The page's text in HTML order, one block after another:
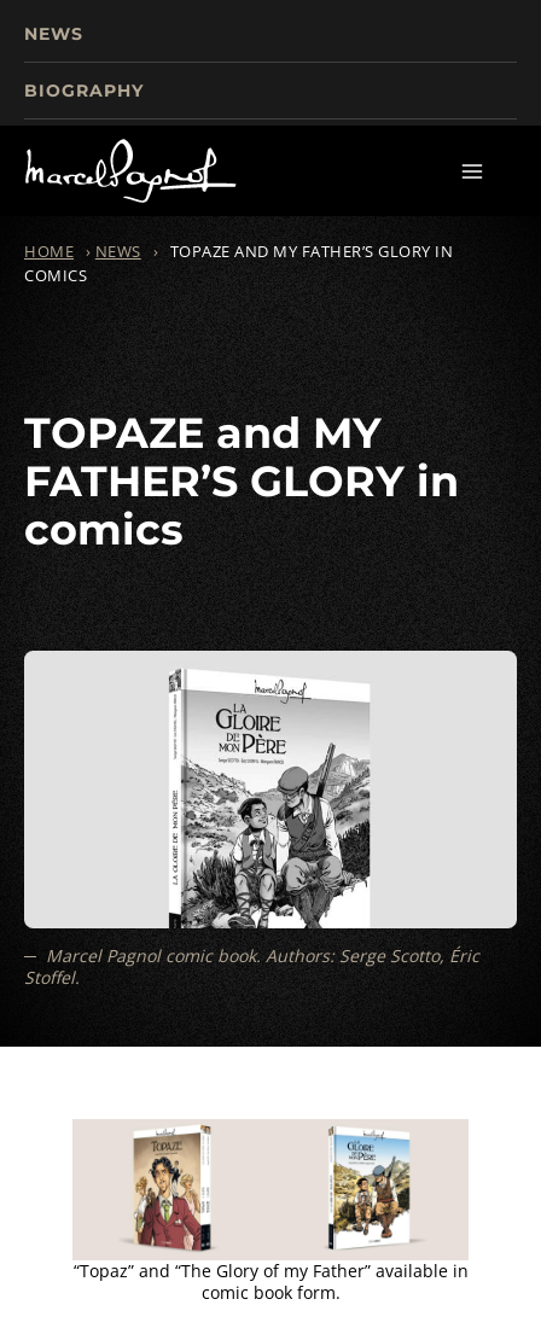
NEWS
BIOGRAPHY
WRITINGS
HOME › NEWS › TOPAZE AND MY FATHER’S GLORY IN
COMICS
TOPAZE and MY
FATHER’S GLORY in
comics
Marcel Pagnol comic book. Authors: Serge Scotto, Éric
Stoffel.
“Topaz” and “The Glory of my Father” available in
comic book form.